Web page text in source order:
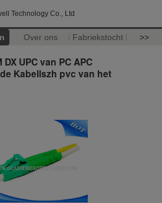
Technology Co., Ltd
Over ons Fabriekstocht >>
UPC van PC APC
Kabellszh pvc van het